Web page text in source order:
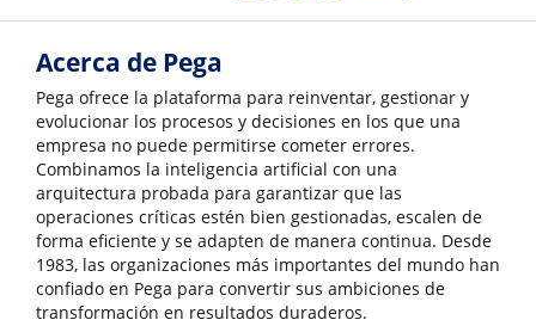
Acerca de Pega
Pega ofrece la plataforma para reinventar, gestionar y
evolucionar los procesos y decisiones en los que una
empresa no puede permitirse cometer errores.
Combinamos la inteligencia artificial con una
arquitectura probada para garantizar que las
operaciones críticas estén bien gestionadas, escalen de
forma eficiente y se adapten de manera continua. Desde
1983, las organizaciones más importantes del mundo han
confiado en Pega para convertir sus ambiciones de
transformación en resultados duraderos.